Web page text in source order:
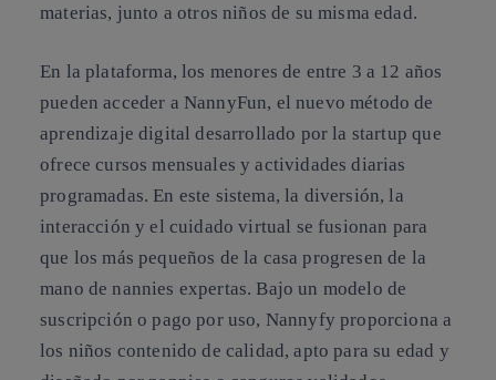
materias, junto a otros niños de su misma edad.
En la plataforma, los menores de entre 3 a 12 años
pueden acceder a NannyFun, el nuevo método de
aprendizaje digital desarrollado por la startup que
ofrece cursos mensuales y actividades diarias
programadas. En este sistema, la diversión, la
interacción y el cuidado virtual se fusionan para
que los más pequeños de la casa progresen de la
mano de nannies expertas. Bajo un modelo de
suscripción o pago por uso, Nannyfy proporciona a
los niños contenido de calidad, apto para su edad y